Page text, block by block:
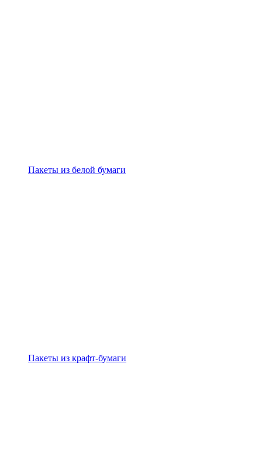
Пакеты из белой бумаги
Пакеты из крафт-бумаги